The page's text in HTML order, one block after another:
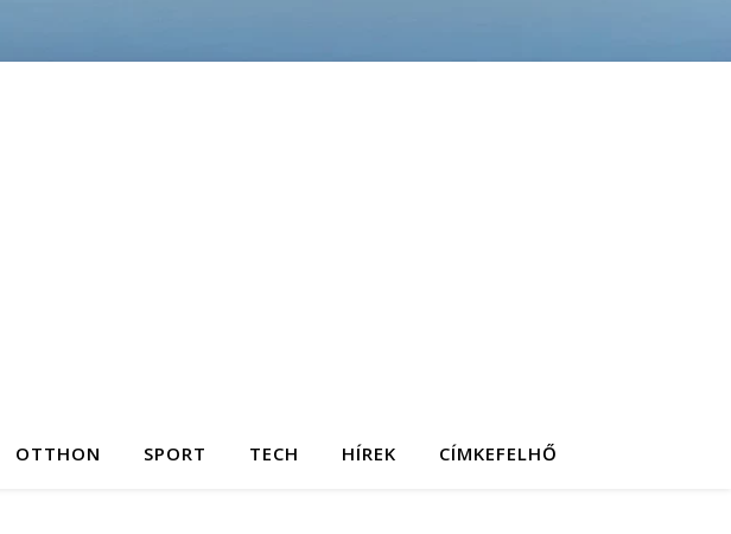
OTTHON SPORT TECH HÍREK CÍMKEFELHŐ